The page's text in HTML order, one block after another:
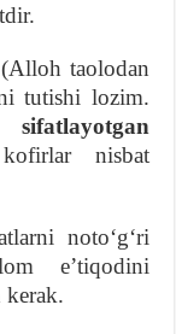
taolodan
tutishi lozim.
nisbat
notoʻgʻri
eʼtiqodini
kerak.